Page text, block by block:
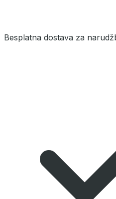
Besplatna dostava za